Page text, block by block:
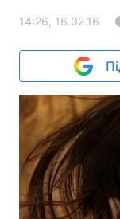
14:26, 16.02.16